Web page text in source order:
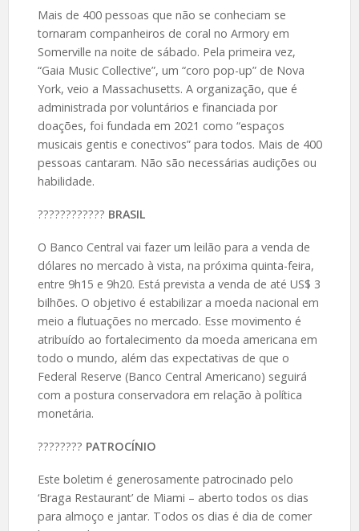
Mais de 400 pessoas que não se conheciam se
tornaram companheiros de coral no Armory em
Somerville na noite de sábado. Pela primeira vez,
“Gaia Music Collective”, um “coro pop-up” de Nova
York, veio a Massachusetts. A organização, que é
administrada por voluntários e financiada por
doações, foi fundada em 2021 como “espaços
musicais gentis e conectivos” para todos. Mais de 400
pessoas cantaram. Não são necessárias audições ou
habilidade.
????️???????? BRASIL
O Banco Central vai fazer um leilão para a venda de
dólares no mercado à vista, na próxima quinta-feira,
entre 9h15 e 9h20. Está prevista a venda de até US$ 3
bilhões. O objetivo é estabilizar a moeda nacional em
meio a flutuações no mercado. Esse movimento é
atribuído ao fortalecimento da moeda americana em
todo o mundo, além das expectativas de que o
Federal Reserve (Banco Central Americano) seguirá
com a postura conservadora em relação à política
monetária.
????️???? PATROCÍNIO
Este boletim é generosamente patrocinado pelo
‘Braga Restaurant’ de Miami – aberto todos os dias
para almoço e jantar. Todos os dias é dia de comer